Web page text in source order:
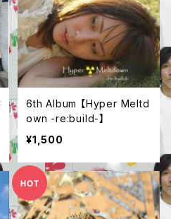
6th Album 【Hyper Meltd
own -re:build-】
¥1,500